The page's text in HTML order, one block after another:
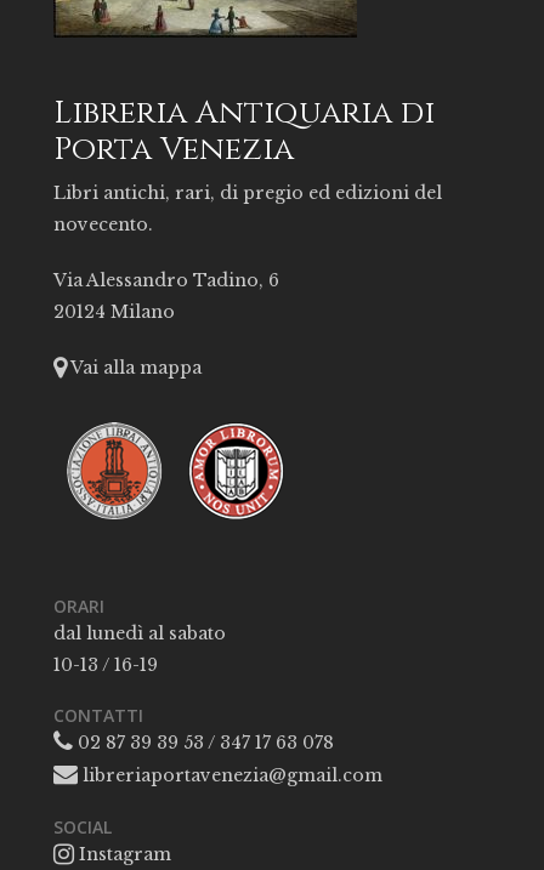
Libreria Antiquaria di
Porta Venezia
Libri antichi, rari, di pregio ed edizioni del
novecento.
Via Alessandro Tadino, 6
20124 Milano
Vai alla mappa
ORARI
dal lunedì al sabato
10-13 / 16-19
CONTATTI
02 87 39 39 53 / 347 17 63 078
libreriaportavenezia@gmail.com
SOCIAL
Instagram